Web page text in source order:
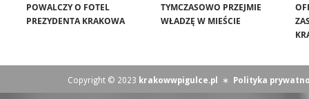
POWALCZY O FOTEL
PREZYDENTA KRAKOWA
TYMCZASOWO PRZEJMIE
WŁADZĘ W MIEŚCIE
Copyright © 2023 krakowwpigulce.pl ∗ Polityka